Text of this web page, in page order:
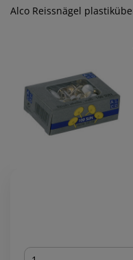
Menge